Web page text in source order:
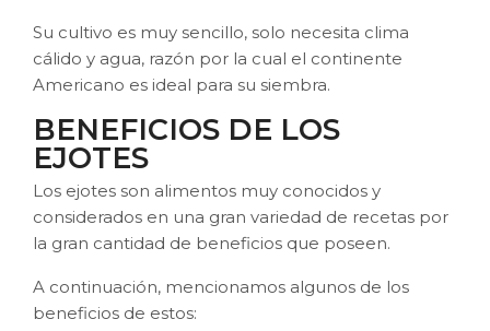
Su cultivo es muy sencillo, solo necesita clima
cálido y agua, razón por la cual el continente
Americano es ideal para su siembra.
BENEFICIOS DE LOS
EJOTES
Los ejotes son alimentos muy conocidos y
considerados en una gran variedad de recetas por
la gran cantidad de beneficios que poseen.
A continuación, mencionamos algunos de los
beneficios de estos: